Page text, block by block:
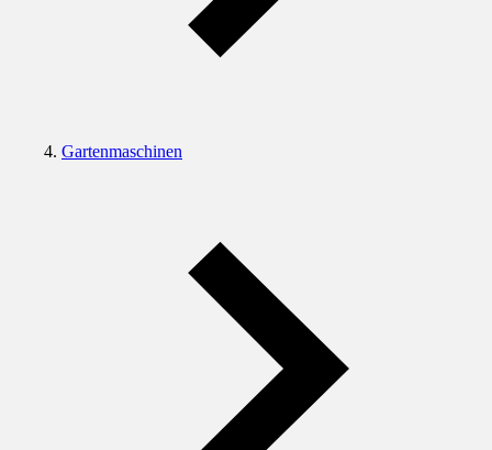
Gartenmaschinen